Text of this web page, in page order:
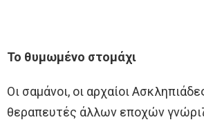
Το θυμωμένο στομάχι
Οι σαμάνοι, οι αρχαίοι
θεραπευτές άλλων εποχών